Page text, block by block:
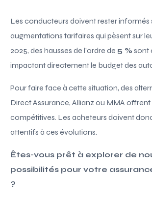
Les conducteurs doivent rester informés
augmentations tarifaires qui pèsent sur
2025, des hausses de l’ordre de 5 % sont
impactant directement le budget des
Pour faire face à cette situation, des
Direct Assurance, Allianz ou MMA
compétitives. Les acheteurs doivent
attentifs à ces évolutions.
Êtes-vous prêt à explorer de
possibilités pour votre
?